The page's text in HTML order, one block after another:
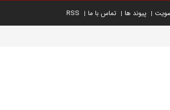
پیوند ها تماس با ما RSS